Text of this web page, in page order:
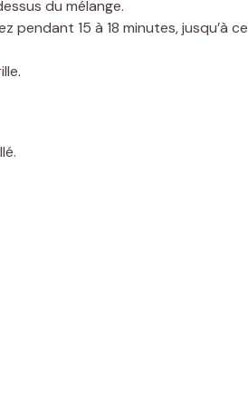
du mélange.
15 à 18 minutes, jusqu’à ce